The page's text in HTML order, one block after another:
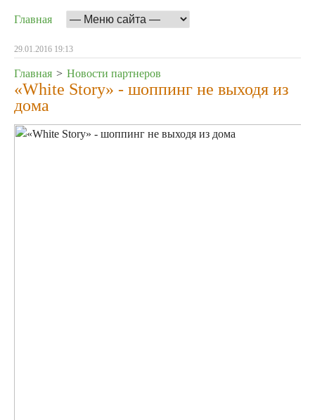
Главная
29.01.2016 19:13
Главная > Новости партнеров
«White Story» - шоппинг не выходя из
дома